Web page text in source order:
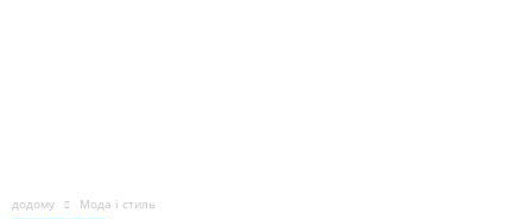
додому Мода і стиль